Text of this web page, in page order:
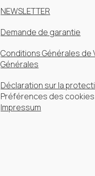
NEWSLETTER
Demande de garantie
Conditions Générales de
Générales
Déclaration sur la
Préférences des cookies
Impressum